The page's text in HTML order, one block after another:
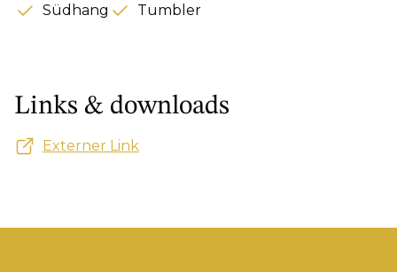
Südhang
Tumbler
Links & downloads
Externer Link